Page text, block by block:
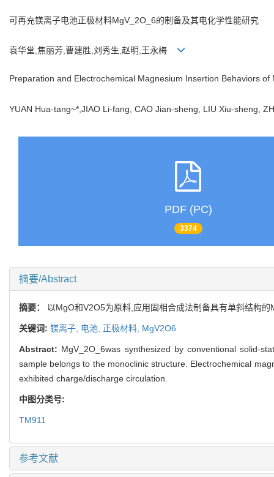
可再充镁离子电池正极材料MgV_2O_6的制备及其电化学性能研究
袁华堂,焦丽芳,曹建胜,刘秀生,赵明,王永梅
Preparation and Electrochemical Magnesium Insertion Behaviors of
YUAN Hua-tang~*,JIAO Li-fang, CAO Jian-sheng, LIU Xiu-sheng,
PDF (PC)
3374
摘要/Abstract
摘要： 以MgO和V2O5为原料,应用固相合成法制备具有单斜结构
关键词: 镁离子, 电池, 正极材料, MgV2O6
Abstract: MgV_2O_6was synthesized by conventional solid-
sample belongs to the monoclinic structure. Electrochemical
exhibited charge/discharge circulation.
中图分类号:
TM911
参考文献